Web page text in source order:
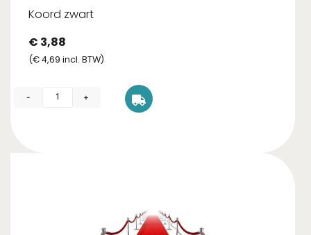
Koord zwart
€ 3,88
(€4,69 incl. BTW)
- +